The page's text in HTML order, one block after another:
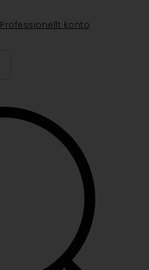
Professionellt konto